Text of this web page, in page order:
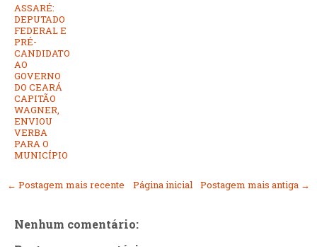
ASSARÉ:
DEPUTADO
FEDERAL E
PRÉ-
CANDIDATO
AO
GOVERNO
DO CEARÁ
CAPITÃO
WAGNER,
ENVIOU
VERBA
PARA O
MUNICÍPIO
← Postagem mais recente Postagem mais antiga →
Página inicial
Nenhum comentário: